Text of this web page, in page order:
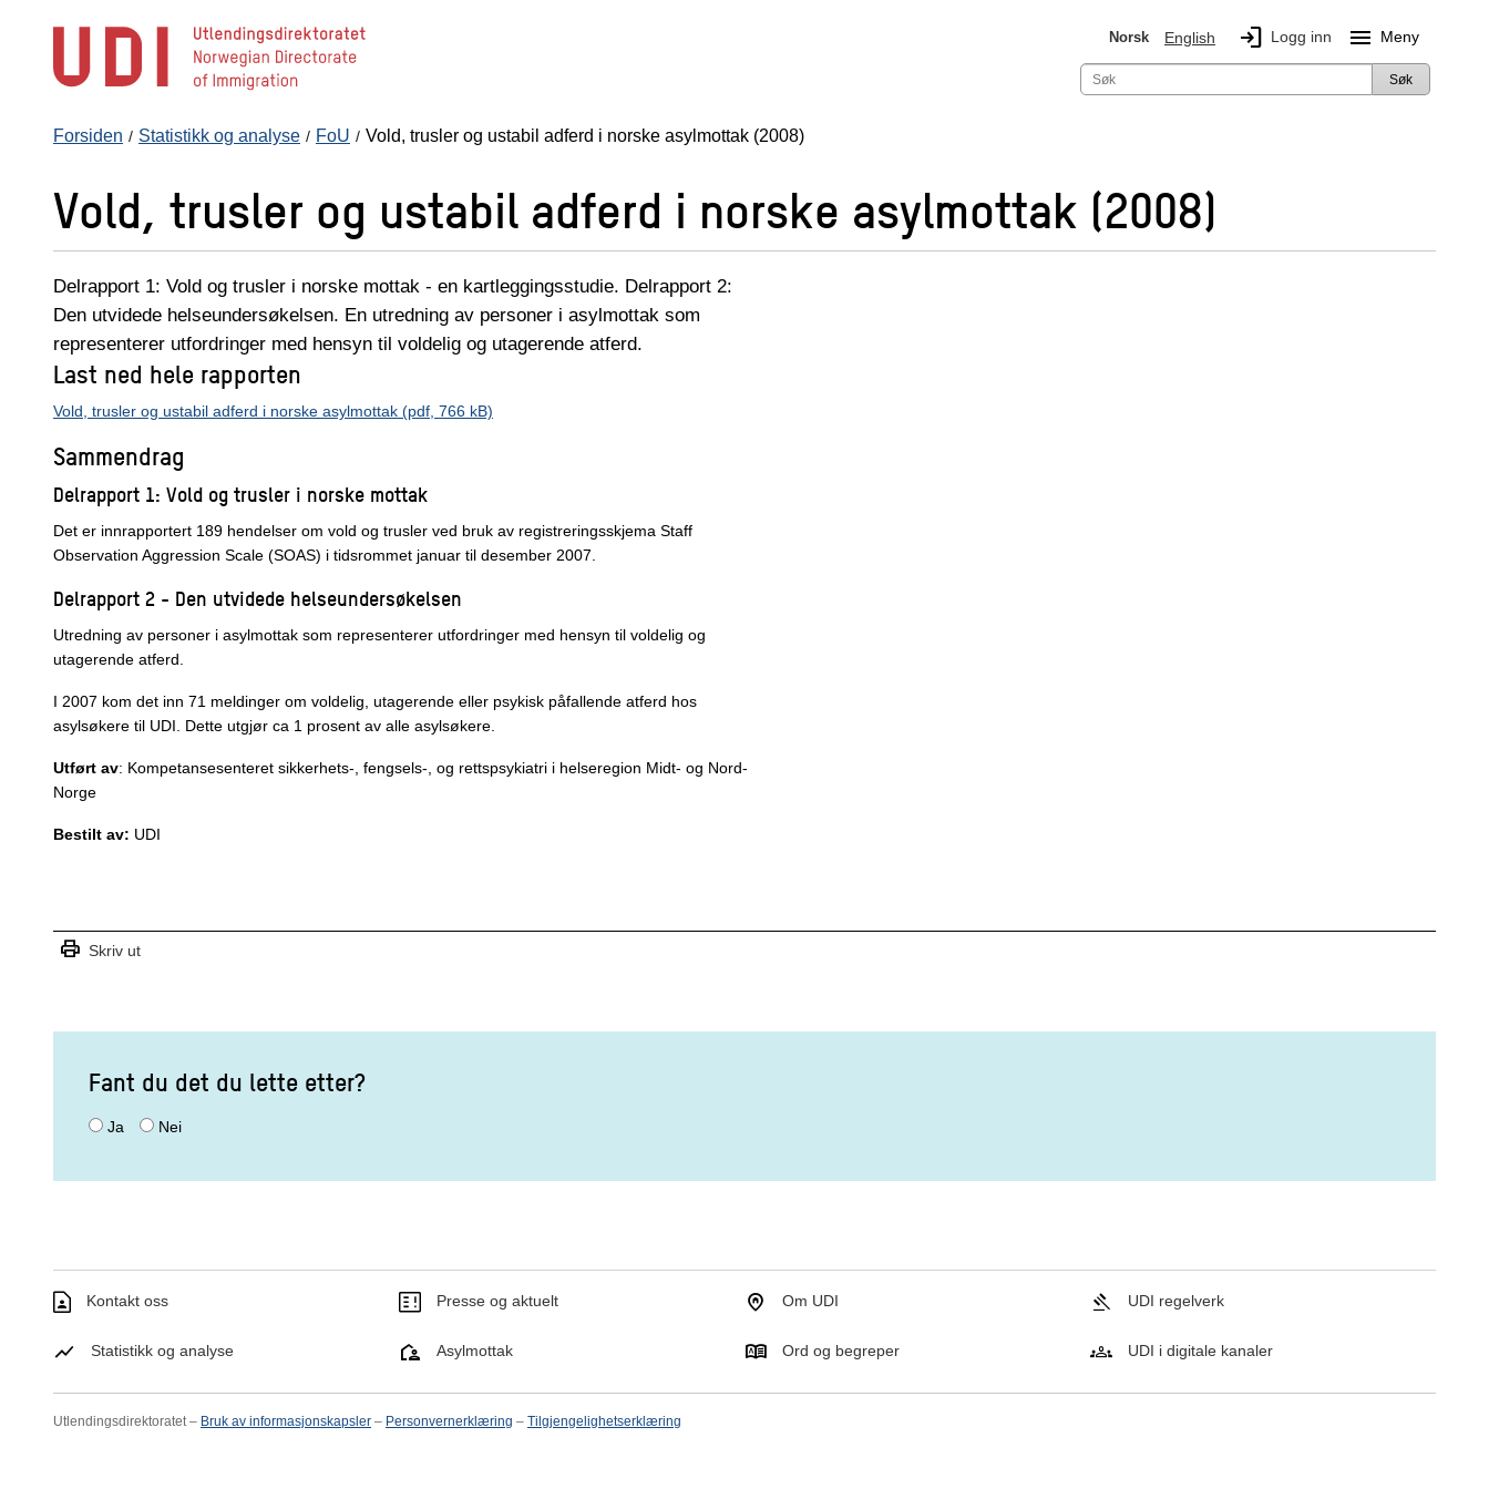
Norsk English login Logg inn menu Meny
Søk
Forsiden Statistikk og analyse FoU Vold, trusler og ustabil adferd i norske asylmottak (2008)
Vold, trusler og ustabil adferd i norske asylmottak (2008)
Delrapport 1: Vold og trusler i norske mottak - en kartleggingsstudie. Delrapport 2:
Den utvidede helseundersøkelsen. En utredning av personer i asylmottak som
representerer utfordringer med hensyn til voldelig og utagerende atferd.
Last ned hele rapporten
Vold, trusler og ustabil adferd i norske asylmottak (pdf, 766 kB)
Sammendrag
Delrapport 1: Vold og trusler i norske mottak
Det er innrapportert 189 hendelser om vold og trusler ved bruk av registreringsskjema Staff
Observation Aggression Scale (SOAS) i tidsrommet januar til desember 2007.
Delrapport 2 - Den utvidede helseundersøkelsen
Utredning av personer i asylmottak som representerer utfordringer med hensyn til voldelig og
utagerende atferd.
I 2007 kom det inn 71 meldinger om voldelig, utagerende eller psykisk påfallende atferd hos
asylsøkere til UDI. Dette utgjør ca 1 prosent av alle asylsøkere.
Utført av: Kompetansesenteret sikkerhets-, fengsels-, og rettspsykiatri i helseregion Midt- og Nord-
Norge
Bestilt av: UDI
print Skriv ut
Fant du det du lette etter?
Ja Nei
Kontakt oss Presse og aktuelt Om UDI UDI regelverk
Statistikk og analyse Asylmottak Ord og begreper UDI i digitale kanaler
Utlendingsdirektoratet – Bruk av informasjonskapsler – Personvernerklæring – Tilgjengelighetserklæring